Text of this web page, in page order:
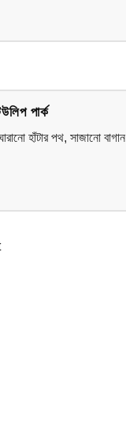
পার্ক
হাঁটার পথ, সাজানো